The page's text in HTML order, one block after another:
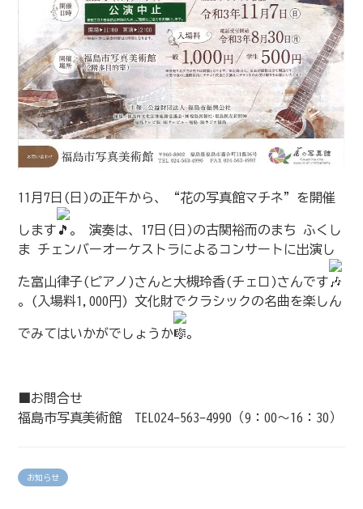
11月7日(日)の正午から、“花の写真館マチネ”を開催
します
。 演奏は、17日(日)の古関裕而のまち ふくし
ま チェンバーオーケストラによるコンサートに出演し
た富山律子(ピアノ)さんと大槻玲香(チェロ)さんです
。(入場料1,000円) 文化財でクラシックの名曲を楽しん
でみてはいかがでしょうか 。
■お問合せ
福島市写真美術館 TEL024-563-4990（9：00～16：30）
お知らせ